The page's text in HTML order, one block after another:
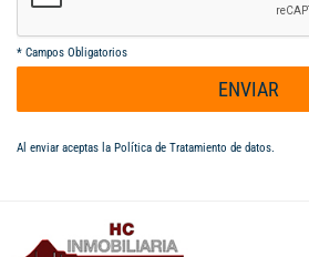
* Campos Obligatorios
ENVIAR
Al enviar aceptas la Política de Tratamiento de datos.